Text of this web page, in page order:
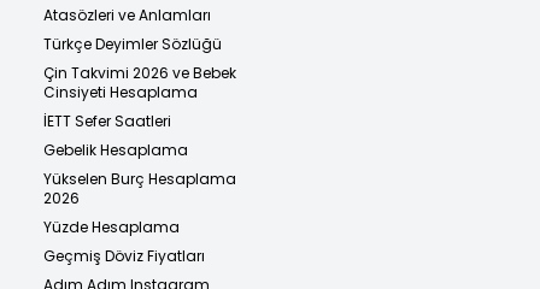
Atasözleri ve Anlamları
Türkçe Deyimler Sözlüğü
Çin Takvimi 2026 ve Bebek
Cinsiyeti Hesaplama
İETT Sefer Saatleri
Gebelik Hesaplama
Yükselen Burç Hesaplama
2026
Yüzde Hesaplama
Geçmiş Döviz Fiyatları
Adım Adım Instagram